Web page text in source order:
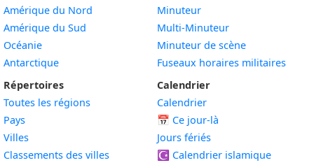
Amérique du Nord
Amérique du Sud
Océanie
Antarctique
Répertoires
Toutes les régions
Pays
Villes
Classements des villes
Minuteur
Multi-Minuteur
Minuteur de scène
Fuseaux horaires militaires
Calendrier
Calendrier
📅 Ce jour-là
Jours fériés
☪️ Calendrier islamique